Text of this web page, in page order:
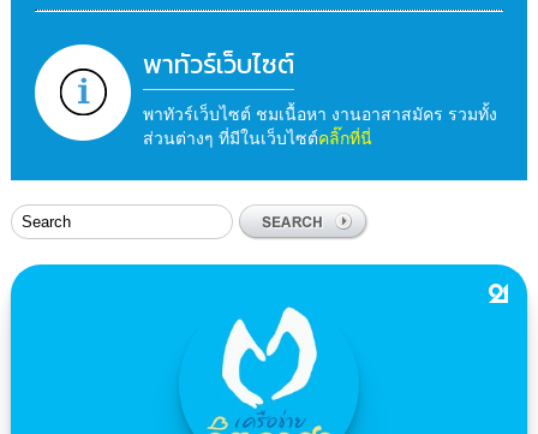
พาทัวร์เว็บไซต์
พาทัวร์เว็บไซต์ ชมเนื้อหา งานอาสาสมัคร รวมทั้ง
ส่วนต่างๆ ที่มีในเว็บไซต์คลิ๊กที่นี่